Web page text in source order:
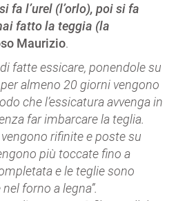
fa l’urel (l’orlo), poi si fa
fatto la teggia (la
Maurizio.
fatte essicare, ponendole su
almeno 20 giorni vengono
che l’essicatura avvenga in
far imbarcare la teglia.
rifinite e poste su
più toccate fino a
e le teglie sono
forno a legna”.